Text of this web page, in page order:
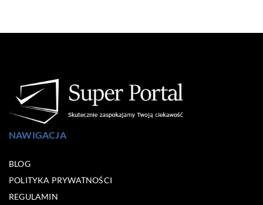
NAWIGACJA
BLOG
POLITYKA PRYWATNOŚCI
REGULAMIN